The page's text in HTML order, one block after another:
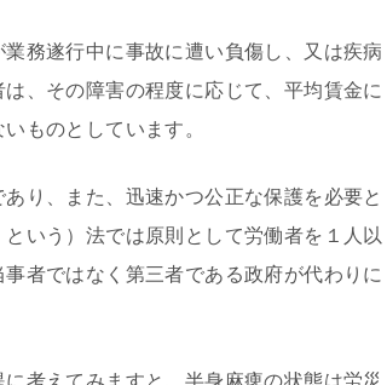
務遂行中に事故に遭い負傷し、又は疾病
、その障害の程度に応じて、平均賃金に
ものとしています。
り、また、迅速かつ公正な保護を必要と
いう）法では原則として労働者を１人以
者ではなく第三者である政府が代わりに
考えてみますと、半身麻痺の状態は労災